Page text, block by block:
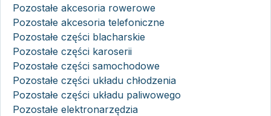
Pozostałe akcesoria rowerowe
Pozostałe akcesoria telefoniczne
Pozostałe części blacharskie
Pozostałe części karoserii
Pozostałe części samochodowe
Pozostałe części układu chłodzenia
Pozostałe części układu paliwowego
Pozostałe elektronarzędzia